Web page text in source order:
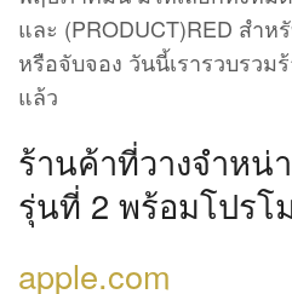
และ (PRODUCT)RED สำ
หรือจับจอง วันนี้เรารวบรวม
แล้ว
ร้านค้าที่วางจำหน่
รุ่นที่ 2 พร้อมโปรโ
apple.com